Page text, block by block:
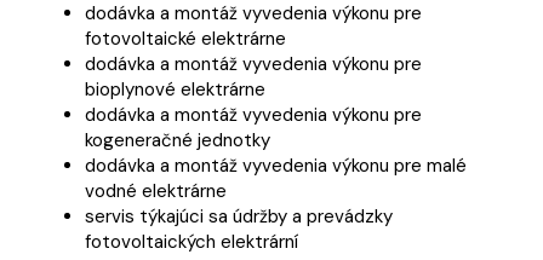
dodávka a montáž vyvedenia výkonu pre
fotovoltaické elektrárne
dodávka a montáž vyvedenia výkonu pre
bioplynové elektrárne
dodávka a montáž vyvedenia výkonu pre
kogeneračné jednotky
dodávka a montáž vyvedenia výkonu pre malé
vodné elektrárne
servis týkajúci sa údržby a prevádzky
fotovoltaických elektrární